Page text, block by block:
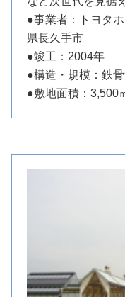
●事業者：トヨタ
県長久手市
●竣工：2004年
●構造・規模：鉄
●敷地面積：